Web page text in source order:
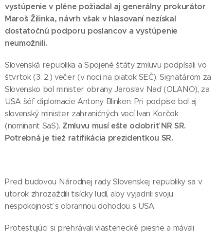
vystúpenie v pléne požiadal aj generálny prokurátor
Maroš Žilinka, návrh však v hlasovaní nezískal
dostatočnú podporu poslancov a vystúpenie
neumožnili.
Slovenská republika a Spojené štáty zmluvu podpísali vo
štvrtok (3. 2.) večer (v noci na piatok SEČ). Signatárom za
Slovensko bol minister obrany Jaroslav Naď (OĽANO), za
USA šéf diplomacie Antony Blinken. Pri podpise bol aj
slovenský minister zahraničných vecí Ivan Korčok
(nominant SaS). Zmluvu musí ešte odobriť NR SR.
Potrebná je tiež ratifikácia prezidentkou SR.
Pred budovou Národnej rady Slovenskej republiky sa v
utorok zhrozaždili tisícky ľudí, aby vyjadrili svoju
nespokojnosť s obrannou dohodou s USA.
Protestujúci si prehrávali vlastenecké piesne a mávali